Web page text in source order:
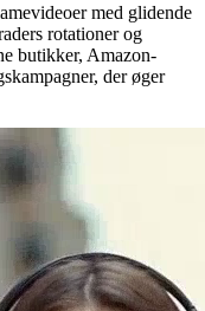
med glidende
rotationer og
butikker, Amazon-
der øger